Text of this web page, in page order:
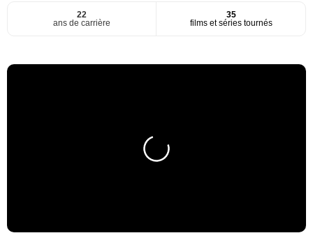
22
ans de carrière
35
films et séries tournés